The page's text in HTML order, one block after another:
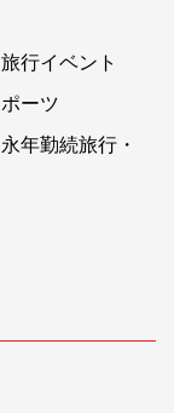
行イベント
ーツ
年勤続旅行・